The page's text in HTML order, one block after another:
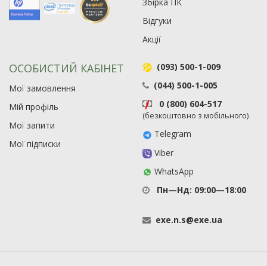
Відгуки
Акції
ОСОБИСТИЙ КАБІНЕТ
Мої замовлення
Мій профіль
Мої запити
Мої підписки
(093) 500-1-009
(044) 500-1-005
0 (800) 604-517
(безкоштовно з мобільного)
Telegram
Viber
WhatsApp
Пн—Нд: 09:00—18:00
exe.n.s@exe.ua